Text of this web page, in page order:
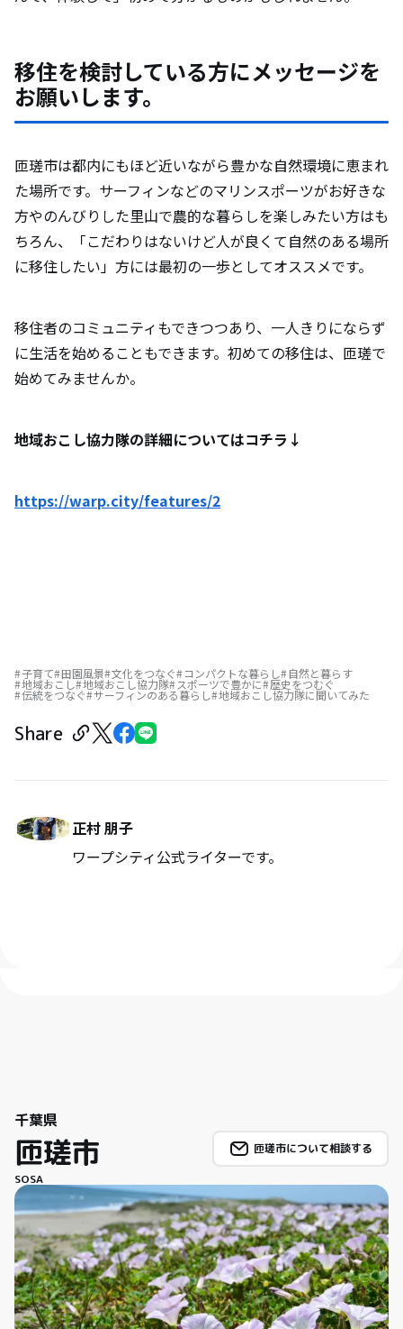
移住を検討している方にメッセージを
お願いします。
匝瑳市は都内にもほど近いながら豊かな自然環境に恵まれ
た場所です。サーフィンなどのマリンスポーツがお好きな
方やのんびりした里山で農的な暮らしを楽しみたい方はも
ちろん、「こだわりはないけど人が良くて自然のある場所
に移住したい」方には最初の一歩としてオススメです。
移住者のコミュニティもできつつあり、一人きりにならず
に生活を始めることもできます。初めての移住は、匝瑳で
始めてみませんか。
地域おこし協力隊の詳細についてはコチラ↓
https://warp.city/features/2
子育て 田園風景 文化をつなぐ コンパクトな暮らし 自然と暮らす
地域おこし 地域おこし協力隊 スポーツで豊かに 歴史をつむぐ
伝統をつなぐ サーフィンのある暮らし 地域おこし協力隊に聞いてみた
Share
正村 朋子
ワープシティ公式ライターです。
千葉県
匝瑳市
SOSA
匝瑳市について相談する